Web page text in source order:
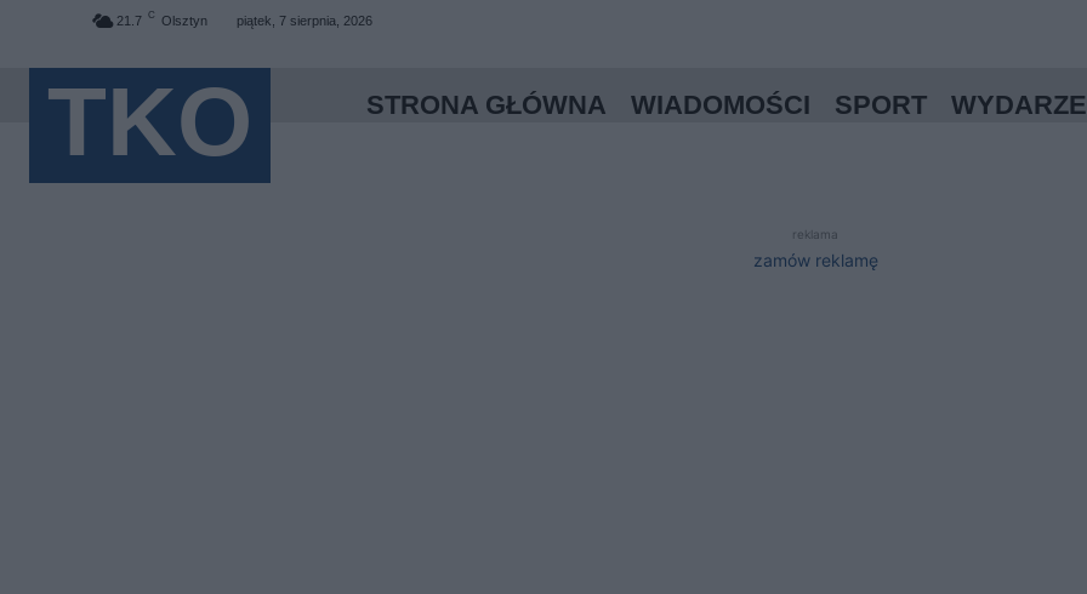
21.7 C Olsztyn piątek, 7 sierpnia, 2026
TKO STRONA GŁÓWNA WIADOMOŚCI SPORT
reklama
zamów reklamę